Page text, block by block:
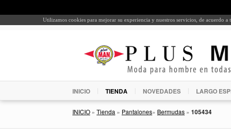
Utilizamos cookies para mejorar su experiencia y nuestros servicios, de acuerdo
INICIO TIENDA NOVEDADES LARGO
INICIO » Tienda » Pantalones» Bermudas » 105434